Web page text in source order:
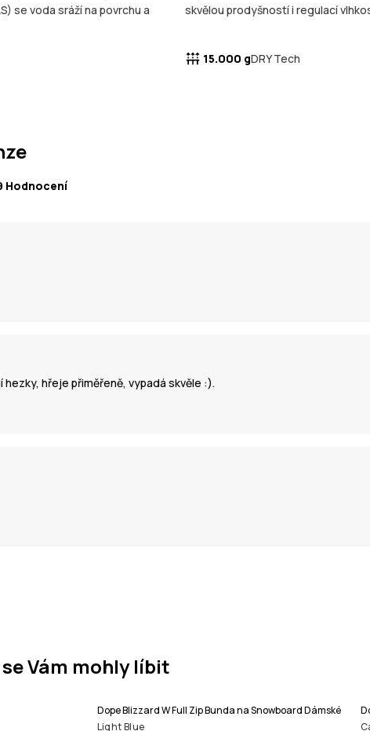
se voda sráží na povrchu a
skvělou prodyšností i regulací
15.000 gDRY Tech
Hodnocení
hezky, hřeje přiměřeně, vypadá skvěle :).
Vám mohly líbit
Dope Blizzard W Full Zip Bunda na Snowboard Dámské
Light Blue